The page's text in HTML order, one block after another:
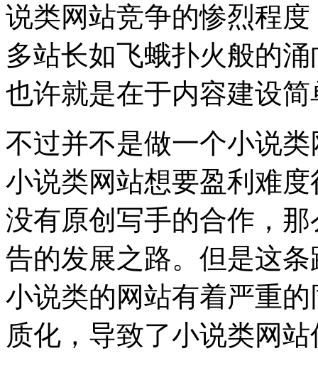
说类网站竞争的惨烈程
多站长如飞蛾扑火般的
也许就是在于内容建设
不过并不是做一个小说
小说类网站想要盈利难
没有原创写手的合作，
告的发展之路。但是这
小说类的网站有着严重
质化，导致了小说类网